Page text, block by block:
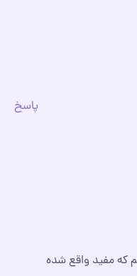
پاسخ
که مفید واقع شده